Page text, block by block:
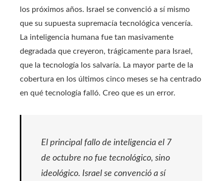
los próximos años. Israel se convenció a sí mismo
que su supuesta supremacía tecnológica vencería.
La inteligencia humana fue tan masivamente
degradada que creyeron, trágicamente para Israel,
que la tecnología los salvaría. La mayor parte de la
cobertura en los últimos cinco meses se ha centrado
en qué tecnología falló. Creo que es un error.
El principal fallo de inteligencia el 7
de octubre no fue tecnológico, sino
ideológico. Israel se convenció a sí